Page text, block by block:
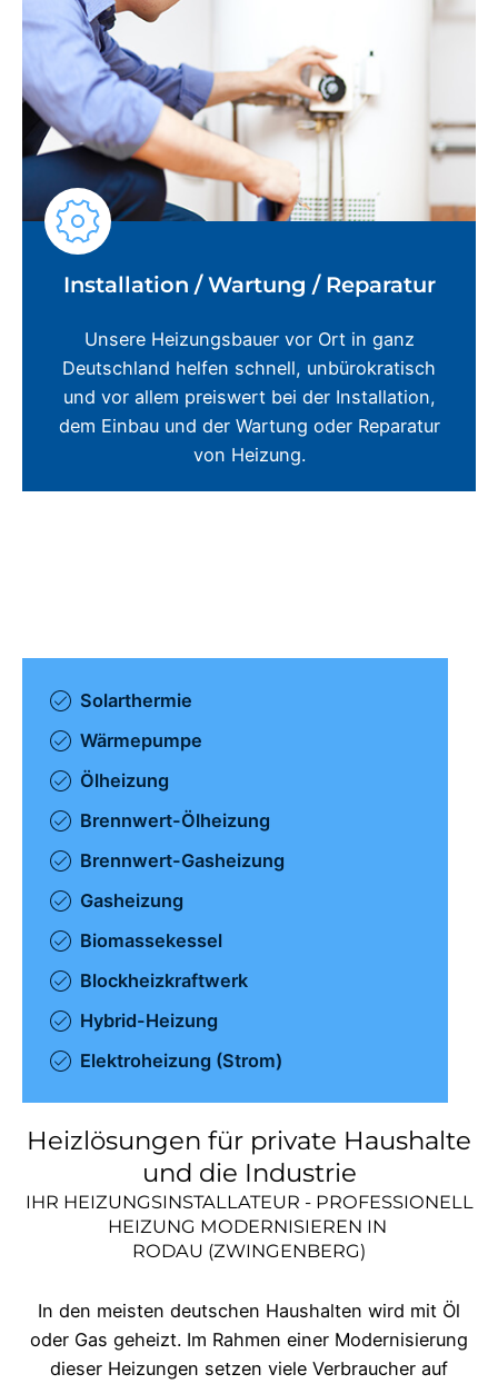
Installation / Wartung / Reparatur
Unsere Heizungsbauer vor Ort in ganz
Deutschland helfen schnell, unbürokratisch
und vor allem preiswert bei der Installation,
dem Einbau und der Wartung oder Reparatur
von Heizung.
Solarthermie
Wärmepumpe
Ölheizung
Brennwert-Ölheizung
Brennwert-Gasheizung
Gasheizung
Biomassekessel
Blockheizkraftwerk
Hybrid-Heizung
Elektroheizung (Strom)
Heizlösungen für private Haushalte
und die Industrie
IHR HEIZUNGSINSTALLATEUR - PROFESSIONELL
HEIZUNG MODERNISIEREN IN
RODAU (ZWINGENBERG)
In den meisten deutschen Haushalten wird mit Öl
oder Gas geheizt. Im Rahmen einer Modernisierung
dieser Heizungen setzen viele Verbraucher auf